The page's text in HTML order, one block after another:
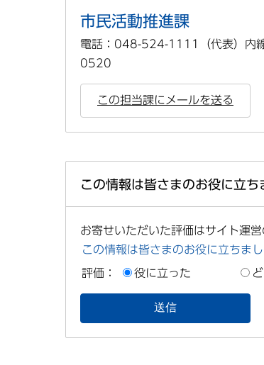
市民活動推進課
電話：048-524-1111（代表）
0520
この担当課にメールを送る
この情報は皆さまのお役に立ち
お寄せいただいた評価はサイト運営
この情報は皆さまのお役に立ちまし
評価： 役に立った